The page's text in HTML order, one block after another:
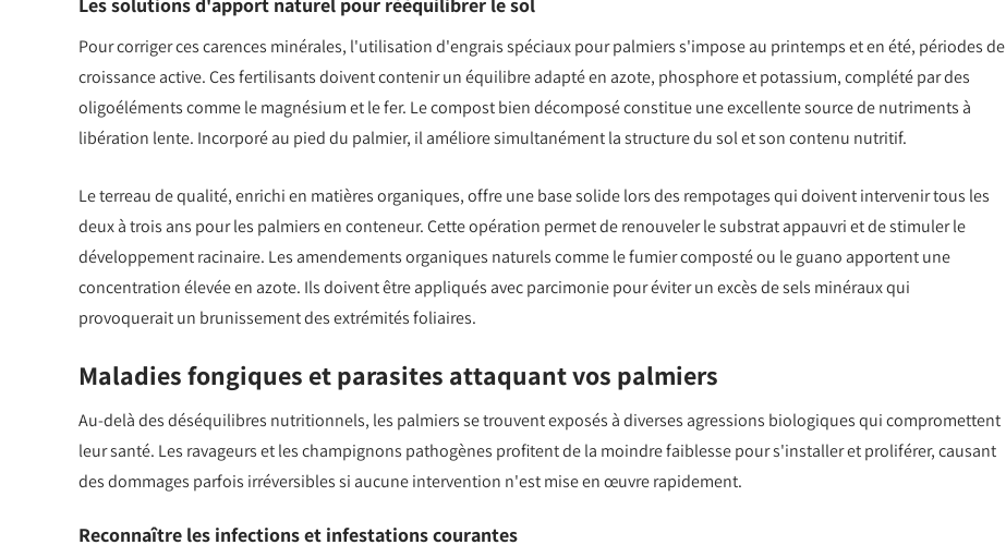
Pour corriger ces carences minérales, l'utilisation d'engrais spéciaux pour palmiers s'impose au printemps et en été, périodes de
croissance active. Ces fertilisants doivent contenir un équilibre adapté en azote, phosphore et potassium, complété par des
oligoéléments comme le magnésium et le fer. Le compost bien décomposé constitue une excellente source de nutriments à
libération lente. Incorporé au pied du palmier, il améliore simultanément la structure du sol et son contenu nutritif.
Le terreau de qualité, enrichi en matières organiques, offre une base solide lors des rempotages qui doivent intervenir tous les
deux à trois ans pour les palmiers en conteneur. Cette opération permet de renouveler le substrat appauvri et de stimuler le
développement racinaire. Les amendements organiques naturels comme le fumier composté ou le guano apportent une
concentration élevée en azote. Ils doivent être appliqués avec parcimonie pour éviter un excès de sels minéraux qui
provoquerait un brunissement des extrémités foliaires.
Maladies fongiques et parasites attaquant vos palmiers
Au-delà des déséquilibres nutritionnels, les palmiers se trouvent exposés à diverses agressions biologiques qui compromettent
leur santé. Les ravageurs et les champignons pathogènes profitent de la moindre faiblesse pour s'installer et proliférer, causant
des dommages parfois irréversibles si aucune intervention n'est mise en œuvre rapidement.
Reconnaître les infections et infestations courantes